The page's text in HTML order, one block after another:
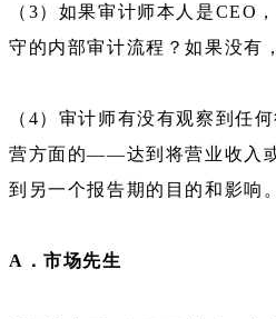
（3）如果审计师本人是CEO
守的内部审计流程？如果没有
（4）审计师有没有观察到任
营方面的——达到将营业收入
到另一个报告期的目的和影响。
A．市场先生